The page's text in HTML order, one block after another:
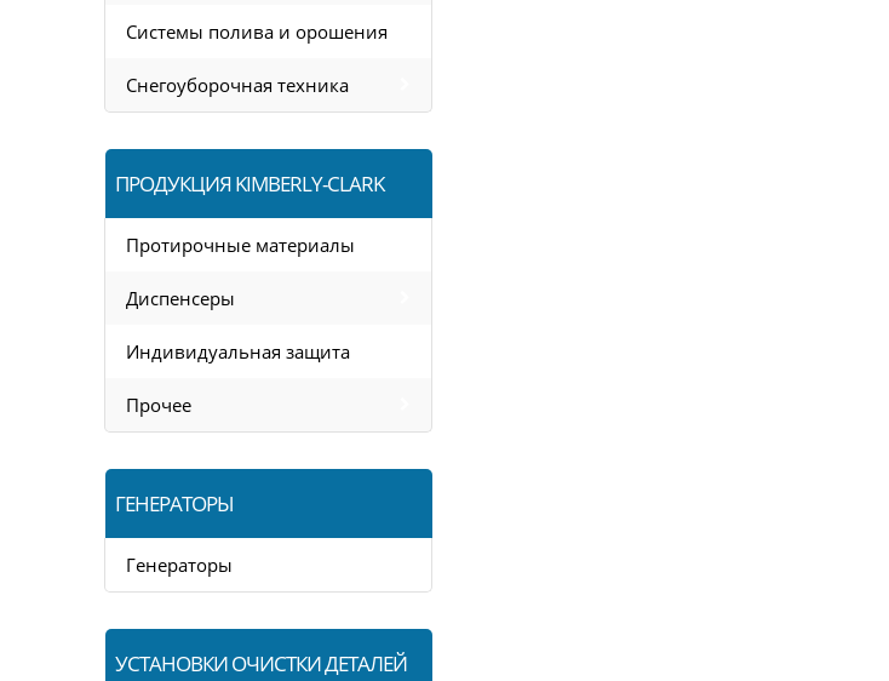
Системы полива и орошения
Снегоуборочная техника
ПРОДУКЦИЯ KIMBERLY-CLARK
Протирочные материалы
Диспенсеры
Индивидуальная защита
Прочее
ГЕНЕРАТОРЫ
Генераторы
УСТАНОВКИ ОЧИСТКИ ДЕТАЛЕЙ